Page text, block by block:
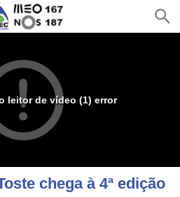
leitor de vídeo (1) error
chega à 4ª edição